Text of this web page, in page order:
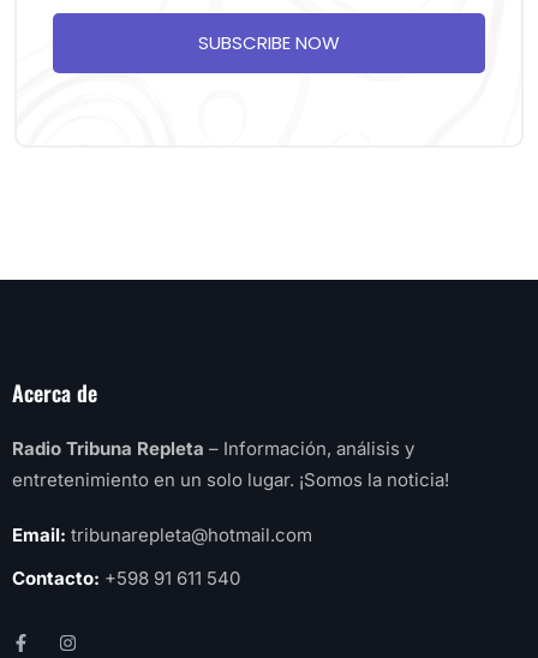
SUBSCRIBE NOW
Acerca de
Radio Tribuna Repleta – Información, análisis y
entretenimiento en un solo lugar. ¡Somos la noticia!
Email: tribunarepleta@hotmail.com
Contacto: +598 91 611 540